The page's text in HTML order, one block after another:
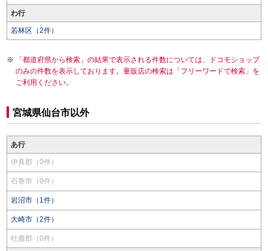
わ行
若林区（2件）
「都道府県から検索」の結果で表示される件数については、ドコモショップ
のみの件数を表示しております。量販店の検索は「フリーワードで検索」を
ご利用ください。
宮城県仙台市以外
あ行
伊具郡（0件）
石巻市（0件）
岩沼市（1件）
大崎市（2件）
牡鹿郡（0件）